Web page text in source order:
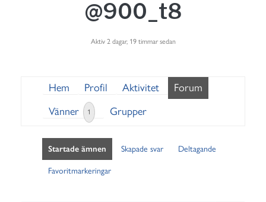
@900_t8
Aktiv 2 dagar, 19 timmar sedan
Hem Profil Aktivitet
Forum
Vänner
1 Grupper
Startade ämnen Skapade svar Deltagande
Favoritmarkeringar